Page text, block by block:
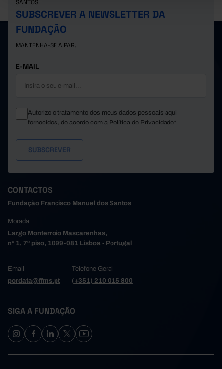
SANTOS.
SUBSCREVER A NEWSLETTER DA
FUNDAÇÃO
MANTENHA-SE A PAR.
E-MAIL
Autorizo o tratamento dos meus dados pessoais aqui
fornecidos, de acordo com a Política de Privacidade*
CONTACTOS
Fundação Francisco Manuel dos Santos
Morada
Largo Monterroio Mascarenhas,
nº 1, 7º piso, 1099-081 Lisboa - Portugal
Email
pordata@ffms.pt
Telefone Geral
(+351) 210 015 800
SIGA A FUNDAÇÃO